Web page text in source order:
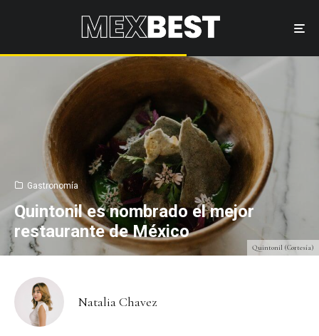
Quintonil (Cortesía)
Gastronomía
Quintonil es nombrado el mejor
restaurante de México
Natalia Chavez